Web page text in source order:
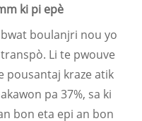
ki pi epè
boulanjri nou yo
Li te pwouve
pousantaj kraze atik
pa 37%, sa ki
bon eta epi an bon